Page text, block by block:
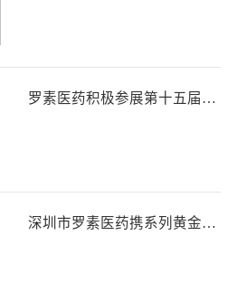
罗素医药积极参展第十五届全国儿童消化疾病学术会议，共探儿童消化健康
深圳市罗素医药携系列黄金单品，亮相第88届全国药品交易会